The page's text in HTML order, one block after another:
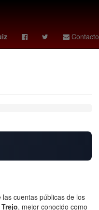
Contacto
Ivanova Nueva Italia
cuentas públicas de los
, mejor conocido como